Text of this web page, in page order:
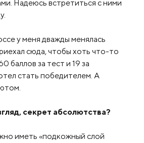
Надеюсь встретиться с ними
у меня дважды менялась
сюда, чтобы хоть что-то
баллов за тест и 19 за
стать победителем. А
секрет абсолютства?
иметь «подкожный слой